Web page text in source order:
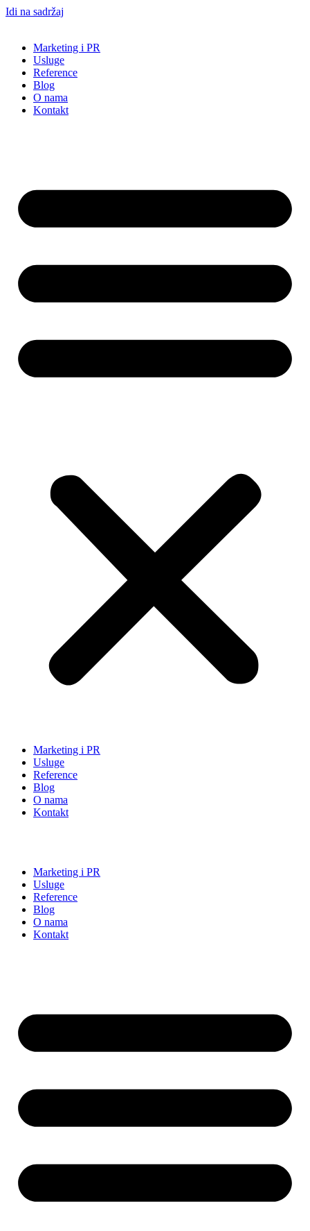
Idi na sadržaj
Marketing i PR
Usluge
Reference
Blog
O nama
Kontakt
Marketing i PR
Usluge
Reference
Blog
O nama
Kontakt
Marketing i PR
Usluge
Reference
Blog
O nama
Kontakt